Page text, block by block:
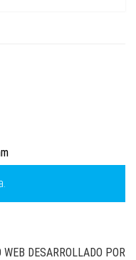
DESARROLLADO POR